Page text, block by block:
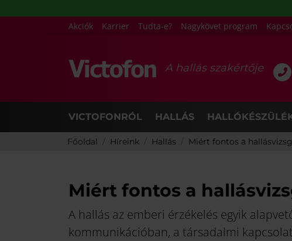
Akciók Karrier Tudta-e? Nagykövet program
A hallás szakértője
VICTOFONRÓL HALLÁS
Főoldal Híreink Hallás Miért fontos a
Miért fontos a
A hallás az emberi érzékelés egyik
kommunikációban, a társadalmi